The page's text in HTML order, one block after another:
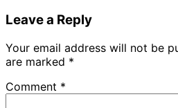
Leave a Reply
Your email address will not be
are marked *
Comment *